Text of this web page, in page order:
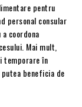
pentru
personal consular
coordona
Mai mult,
temporare în
beneficia de